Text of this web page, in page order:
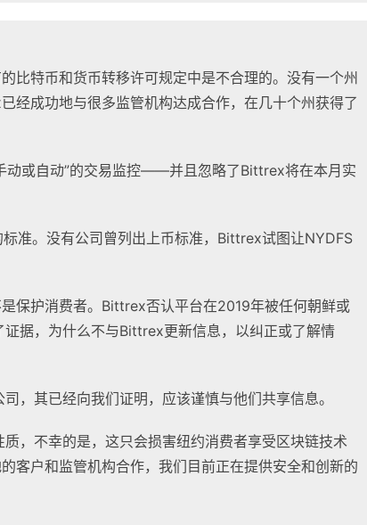
比特币和货币转移许可规定中是不合理的。没有一个州
经成功地与很多监管机构达成合作，在几十个州获得了
动或自动”的交易监控——并且忽略了Bittrex将在本月实
准。没有公司曾列出上币标准，Bittrex试图让NYDFS
保护消费者。Bittrex否认平台在2019年被任何朝鲜或
据，为什么不与Bittrex更新信息，以纠正或了解情
，其已经向我们证明，应该谨慎与他们共享信息。
，不幸的是，这只会损害纽约消费者享受区块链技术
客户和监管机构合作，我们目前正在提供安全和创新的